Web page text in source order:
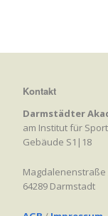
Kontakt
Darmstädter
am Institut für
Gebäude S1|18
Magdalenenstraße
64289 Darmstadt